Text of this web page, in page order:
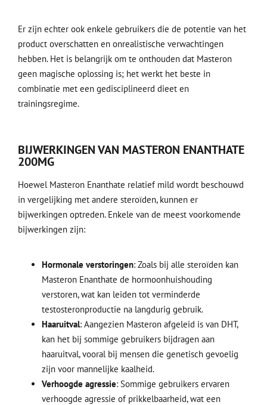
Er zijn echter ook enkele gebruikers die de potentie van het
product overschatten en onrealistische verwachtingen
hebben. Het is belangrijk om te onthouden dat Masteron
geen magische oplossing is; het werkt het beste in
combinatie met een gedisciplineerd dieet en
trainingsregime.
BIJWERKINGEN VAN MASTERON ENANTHATE
200MG
Hoewel Masteron Enanthate relatief mild wordt beschouwd
in vergelijking met andere steroïden, kunnen er
bijwerkingen optreden. Enkele van de meest voorkomende
bijwerkingen zijn:
Hormonale verstoringen: Zoals bij alle steroïden kan
Masteron Enanthate de hormoonhuishouding
verstoren, wat kan leiden tot verminderde
testosteronproductie na langdurig gebruik.
Haaruitval: Aangezien Masteron afgeleid is van DHT,
kan het bij sommige gebruikers bijdragen aan
haaruitval, vooral bij mensen die genetisch gevoelig
zijn voor mannelijke kaalheid.
Verhoogde agressie: Sommige gebruikers ervaren
verhoogde agressie of prikkelbaarheid, wat een